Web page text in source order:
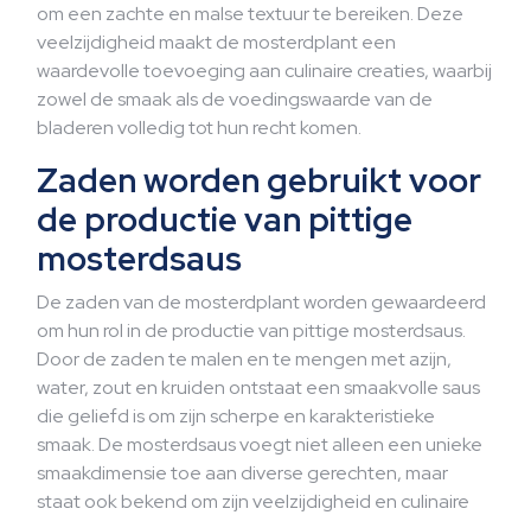
om een zachte en malse textuur te bereiken. Deze
veelzijdigheid maakt de mosterdplant een
waardevolle toevoeging aan culinaire creaties, waarbij
zowel de smaak als de voedingswaarde van de
bladeren volledig tot hun recht komen.
Zaden worden gebruikt voor
de productie van pittige
mosterdsaus
De zaden van de mosterdplant worden gewaardeerd
om hun rol in de productie van pittige mosterdsaus.
Door de zaden te malen en te mengen met azijn,
water, zout en kruiden ontstaat een smaakvolle saus
die geliefd is om zijn scherpe en karakteristieke
smaak. De mosterdsaus voegt niet alleen een unieke
smaakdimensie toe aan diverse gerechten, maar
staat ook bekend om zijn veelzijdigheid en culinaire